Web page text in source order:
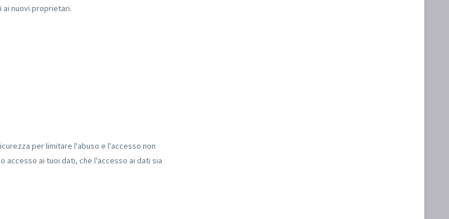
ai nuovi proprietari.
per limitare l'abuso e l'accesso non
accesso ai tuoi dati, che l'accesso ai dati sia